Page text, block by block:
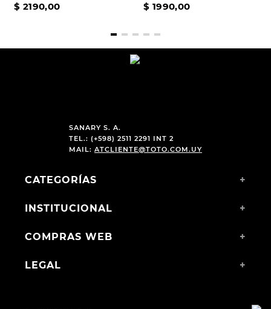
$ 2190,00 $ 1990,00
SANARY S. A.
TEL.: (+598) 2511 2291 INT 2
MAIL: ATCLIENTE@TOTO.COM.UY
CATEGORÍAS +
INSTITUCIONAL +
COMPRAS WEB +
LEGAL +